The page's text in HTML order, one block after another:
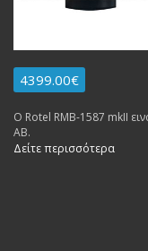
4399.00€
Ο Rotel RMB-1587 mkII
AB.
Δείτε περισσότερα